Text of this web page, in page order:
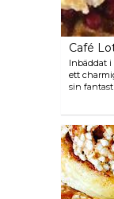
Café
Inbäddat i
ett
sin
härliga